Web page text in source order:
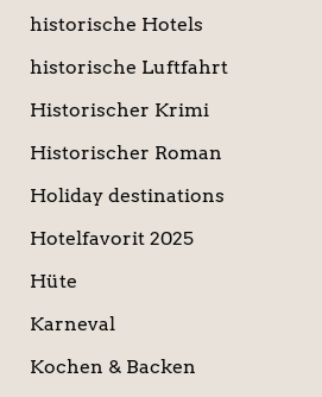
historische Hotels
historische Luftfahrt
Historischer Krimi
Historischer Roman
Holiday destinations
Hotelfavorit 2025
Hüte
Karneval
Kochen & Backen